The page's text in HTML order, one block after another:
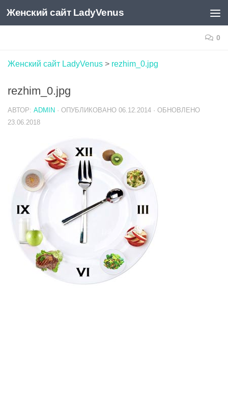
Skip to content
Женский сайт LadyVenus
0
Женский сайт LadyVenus > rezhim_0.jpg
rezhim_0.jpg
АВТОР: ADMIN · ОПУБЛИКОВАНО 06.12.2014 · ОБНОВЛЕНО
23.06.2018